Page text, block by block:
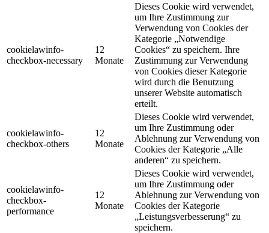
cookielawinfo-
checkbox-necessary
12
Monate
Dieses Cookie wird verwendet,
um Ihre Zustimmung zur
Verwendung von Cookies der
Kategorie „Notwendige
Cookies“ zu speichern. Ihre
Zustimmung zur Verwendung
von Cookies dieser Kategorie
wird durch die Benutzung
unserer Website automatisch
erteilt.
cookielawinfo-
checkbox-others
12
Monate
Dieses Cookie wird verwendet,
um Ihre Zustimmung oder
Ablehnung zur Verwendung von
Cookies der Kategorie „Alle
anderen“ zu speichern.
cookielawinfo-
checkbox-
performance
12
Monate
Dieses Cookie wird verwendet,
um Ihre Zustimmung oder
Ablehnung zur Verwendung von
Cookies der Kategorie
„Leistungsverbesserung“ zu
speichern.